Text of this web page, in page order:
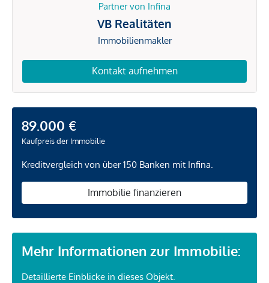
Partner von Infina
VB Realitäten
Immobilienmakler
Kontakt aufnehmen
89.000 €
Kaufpreis der Immobilie
Kreditvergleich von über 150 Banken mit Infina.
Immobilie finanzieren
Mehr Informationen zur Immobilie:
Detaillierte Einblicke in dieses Objekt.